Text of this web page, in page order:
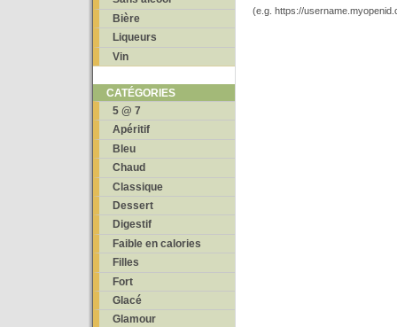
Bière
Liqueurs
Vin
CATÉGORIES
5 @ 7
Apéritif
Bleu
Chaud
Classique
Dessert
Digestif
Faible en calories
Filles
Fort
Glacé
Glamour
(e.g. https://